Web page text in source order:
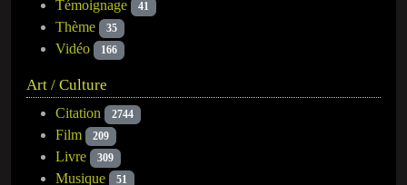
Témoignage 41
Thème 35
Vidéo 166
Art / Culture
Citation 2744
Film 209
Livre 309
Musique 51